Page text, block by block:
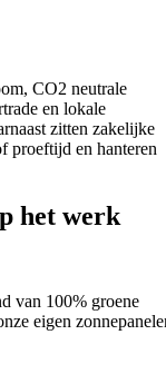
CO2 neutrale
en lokale
zitten zakelijke
proeftijd en hanteren
het werk
van 100% groene
eigen